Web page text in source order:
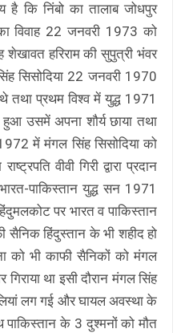
है कि निंबो का तालाब जोधपुर
विवाह 22 जनवरी 1973 को
शेखावत हरिराम की सुपुत्री भंवर
सिसोदिया 22 जनवरी 1970
तथा प्रथम विश्व में युद्ध 1971
उसमें अपना शौर्य छाया तथा
में मंगल सिंह सिसोदिया को
वीवी गिरी द्वारा प्रदान
पाकिस्तान युद्ध सन 1971
पर भारत व पाकिस्तान
हिंदुस्तान के भी शहीद हो
को भी काफी सैनिकों को मंगल
था इसी दौरान मंगल सिंह
लग गई और घायल अवस्था के
पाकिस्तान के 3 दुश्मनों को मौत